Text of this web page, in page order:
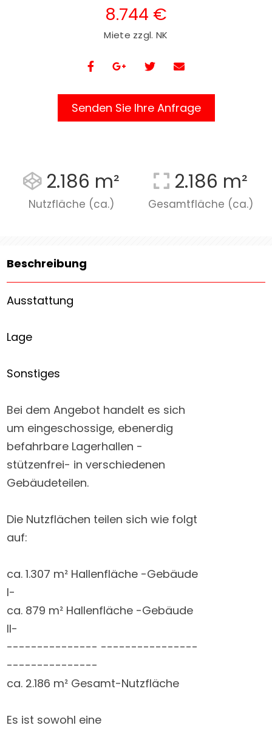
8.744 €
Miete zzgl. NK
Senden Sie Ihre Anfrage
2.186 m²
Nutzfläche (ca.)
2.186 m²
Gesamtfläche (ca.)
Beschreibung
Ausstattung
Lage
Sonstiges
Bei dem Angebot handelt es sich
um eingeschossige, ebenerdig
befahrbare Lagerhallen -
stützenfrei- in verschiedenen
Gebäudeteilen.
Die Nutzflächen teilen sich wie folgt
auf:
ca. 1.307 m² Hallenfläche -Gebäude
I-
ca. 879 m² Hallenfläche -Gebäude
II-
--------------- ----------------
---------------
ca. 2.186 m² Gesamt-Nutzfläche
Es ist sowohl eine